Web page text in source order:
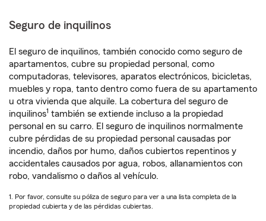
Seguro de inquilinos
El seguro de inquilinos, también conocido como seguro de
apartamentos, cubre su propiedad personal, como
computadoras, televisores, aparatos electrónicos, bicicletas,
muebles y ropa, tanto dentro como fuera de su apartamento
u otra vivienda que alquile. La cobertura del seguro de
inquilinos1 también se extiende incluso a la propiedad
personal en su carro. El seguro de inquilinos normalmente
cubre pérdidas de su propiedad personal causadas por
incendio, daños por humo, daños cubiertos repentinos y
accidentales causados por agua, robos, allanamientos con
robo, vandalismo o daños al vehículo.
1. Por favor, consulte su póliza de seguro para ver a una lista completa de la
propiedad cubierta y de las pérdidas cubiertas.